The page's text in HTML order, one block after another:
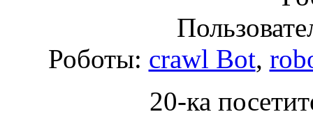
Роботы: crawl Bot,
20-ка